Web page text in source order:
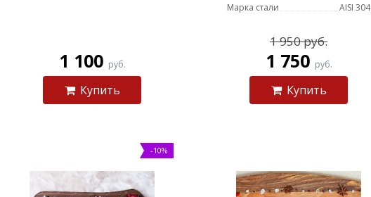
1 100 руб.
Купить
Марка стали
AISI 304
1 950 руб.
1 750 руб.
Купить
-10%